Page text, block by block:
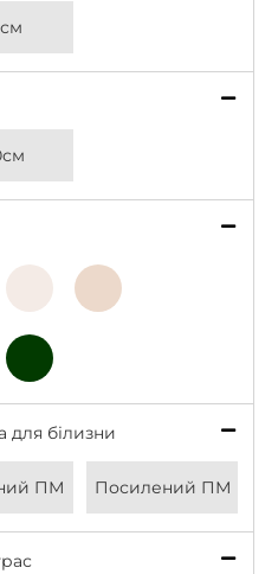
для білизни
ПМ Посилений ПМ
*